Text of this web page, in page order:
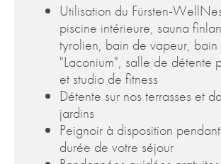
Utilisation du Fürsten-
piscine intérieure, sauna
tyrolien, bain de vapeur, bain
"Laconium", salle de détente
et studio de fitness
Détente sur nos terrasses et
jardins
Peignoir à disposition
durée de votre séjour